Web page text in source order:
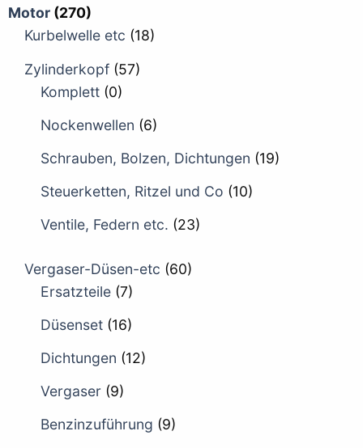
Motor (270)
Kurbelwelle etc (18)
Zylinderkopf (57)
Komplett (0)
Nockenwellen (6)
Schrauben, Bolzen, Dichtungen (19)
Steuerketten, Ritzel und Co (10)
Ventile, Federn etc. (23)
Vergaser-Düsen-etc (60)
Ersatzteile (7)
Düsenset (16)
Dichtungen (12)
Vergaser (9)
Benzinzuführung (9)